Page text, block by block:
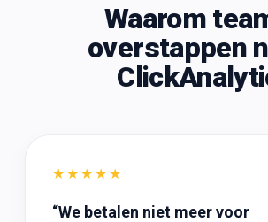
Waarom
overstappen
★★★★★
“We betalen niet meer voor